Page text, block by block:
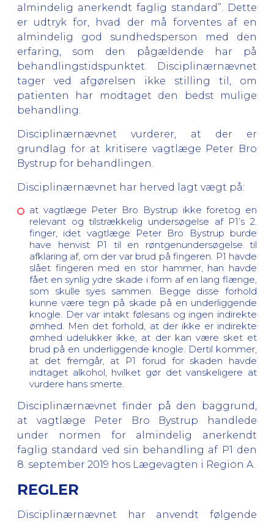
almindelig anerkendt faglig standard”. Dette
er udtryk for, hvad der må forventes af en
almindelig god sundhedsperson med den
erfaring, som den pågældende har på
behandlingstidspunktet. Disciplinærnævnet
tager ved afgørelsen ikke stilling til, om
patienten har modtaget den bedst mulige
behandling.
Disciplinærnævnet vurderer, at der er
grundlag for at kritisere vagtlæge Peter Bro
Bystrup for behandlingen.
Disciplinærnævnet har herved lagt vægt på:
at vagtlæge Peter Bro Bystrup ikke foretog en
relevant og tilstrækkelig undersøgelse af P1’s 2.
finger, idet vagtlæge
Peter Bro Bystrup burde
have henvist
P1 til en røntgenundersøgelse til
afklaring af, om der var brud på fingeren. P1 havde
slået fingeren med en stor hammer, han havde
fået en synlig ydre skade i form af en lang flænge,
som skulle syes sammen.
Begge disse forhold
kunne være tegn på skade på en underliggende
knogle.
Der var intakt følesans og ingen indirekte
ømhed. Men det forhold, at der ikke er indirekte
ømhed udelukker ikke, at der kan være sket et
brud på en underliggende knogle. Dertil kommer,
at det fremgår, at
P1 forud for skaden havde
indtaget alkohol, hvilket gør det vanskeligere at
vurdere hans smerte.
Disciplinærnævnet finder på den baggrund,
at vagtlæge Peter Bro Bystrup handlede
under normen for almindelig anerkendt
faglig standard ved sin behandling af P1 den
8. september 2019 hos Lægevagten i Region A.
REGLER
Disciplinærnævnet har anvendt følgende